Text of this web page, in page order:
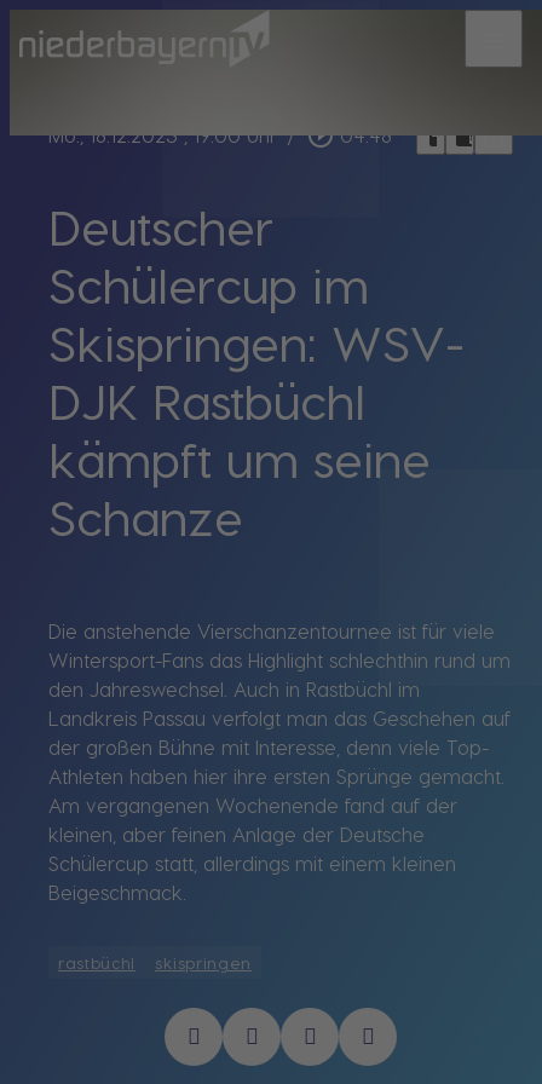
Mo., 18.12.2023, 19:00 Uhr / play_circle_outline 04:48 headphoneschrome_reader_modebookmark_border
Deutscher
Schülercup im
Skispringen: WSV-
DJK Rastbüchl
kämpft um seine
Schanze
Die anstehende Vierschanzentournee ist für viele
Wintersport-Fans das Highlight schlechthin rund um
den Jahreswechsel. Auch in Rastbüchl im
Landkreis Passau verfolgt man das Geschehen auf
der großen Bühne mit Interesse, denn viele Top-
Athleten haben hier ihre ersten Sprünge gemacht.
Am vergangenen Wochenende fand auf der
kleinen, aber feinen Anlage der Deutsche
Schülercup statt, allerdings mit einem kleinen
Beigeschmack.
rastbüchl skispringen